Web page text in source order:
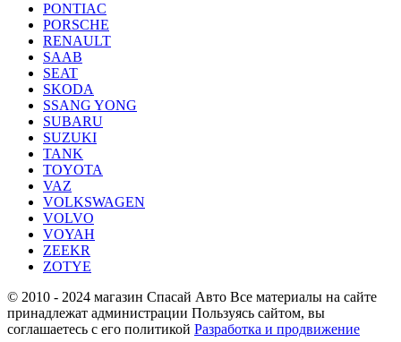
PONTIAC
PORSCHE
RENAULT
SAAB
SEAT
SKODA
SSANG YONG
SUBARU
SUZUKI
TANK
TOYOTA
VAZ
VOLKSWAGEN
VOLVO
VOYAH
ZEEKR
ZOTYE
© 2010 - 2024 магазин Спасай Авто Все материалы на сайте
принадлежат администрации Пользуясь сайтом, вы
соглашаетесь с его политикой Разработка и продвижение